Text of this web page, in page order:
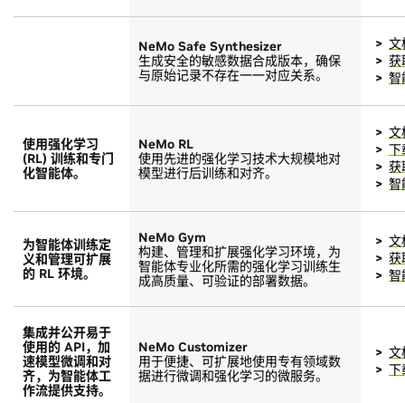
NeMo Safe Synthesizer
生成安全的敏感数据合成版本，确保
与原始记录不存在一一对应关系。
文
获
智
使用强化学习
(RL) 训练和专门
化智能体。
NeMo RL
使用先进的强化学习技术大规模地对
模型进行后训练和对齐。
文
下
获
智
为智能体训练定
义和管理可扩展
的 RL 环境。
NeMo Gym
构建、管理和扩展强化学习环境，为
智能体专业化所需的强化学习训练生
成高质量、可验证的部署数据。
文
获
智
集成并公开易于
使用的 API，加
速模型微调和对
齐，为智能体工
作流提供支持。
NeMo Customizer
用于便捷、可扩展地使用专有领域数
据进行微调和强化学习的微服务。
文
下